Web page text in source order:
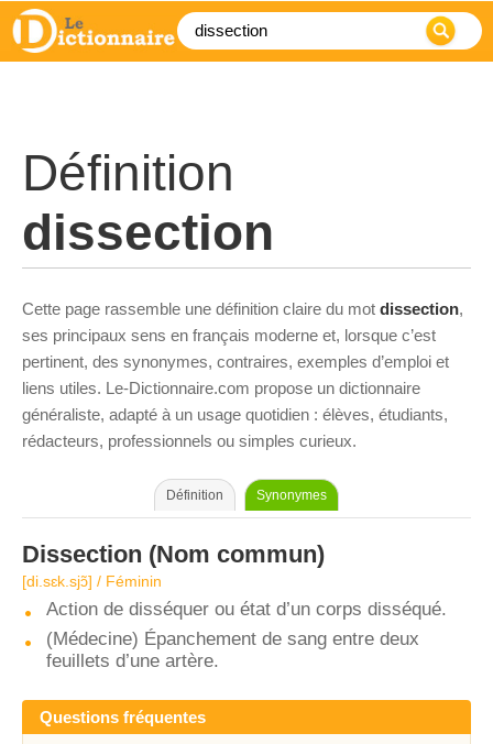
Définition
dissection
Cette page rassemble une définition claire du mot dissection,
ses principaux sens en français moderne et, lorsque c’est
pertinent, des synonymes, contraires, exemples d’emploi et
liens utiles. Le-Dictionnaire.com propose un dictionnaire
généraliste, adapté à un usage quotidien : élèves, étudiants,
rédacteurs, professionnels ou simples curieux.
Définition Synonymes
Dissection (Nom commun)
[di.sɛk.sjɔ̃] / Féminin
Action de disséquer ou état d’un corps disséqué.
(Médecine) Épanchement de sang entre deux
feuillets d’une artère.
Questions fréquentes